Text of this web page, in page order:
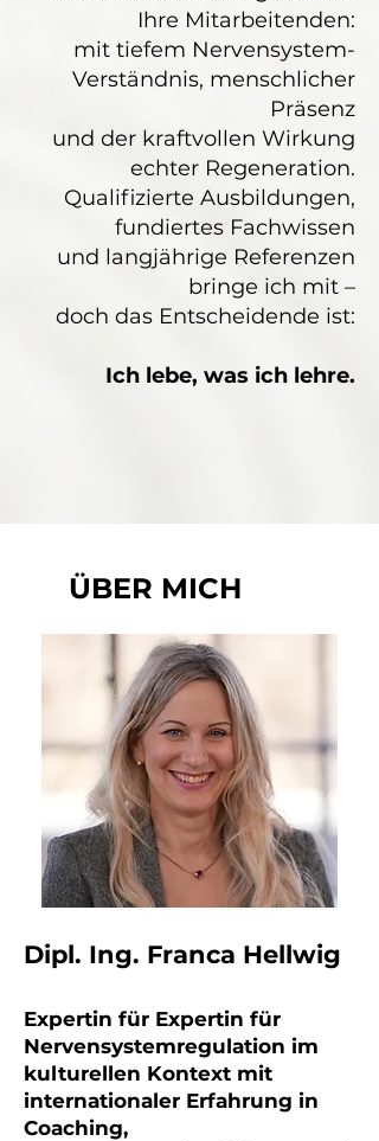
Ihre Mitarbeitenden:
mit tiefem Nervensystem-
Verständnis, menschlicher
Präsenz
und der kraftvollen Wirkung
echter Regeneration.
Qualifizierte Ausbildungen,
fundiertes Fachwissen
und langjährige Referenzen
bringe ich mit –
doch das Entscheidende ist:
Ich lebe, was ich lehre.
ÜBER MICH
​​​​Dipl. Ing. Franca Hellwig
Expertin für Expertin für
Nervensystemregulation im
kulturellen Kontext mit
internationaler Erfahrung in
Coaching,